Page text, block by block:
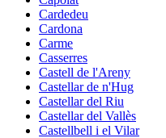
Cardedeu
Cardona
Carme
Casserres
Castell de l'Areny
Castellar de n'Hug
Castellar del Riu
Castellar del Vallès
Castellbell i el Vilar